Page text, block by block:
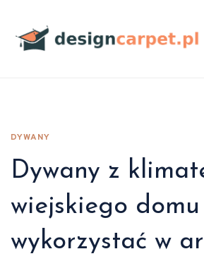
DYWANY
Dywany z
wiejskiego
wykorzystać w